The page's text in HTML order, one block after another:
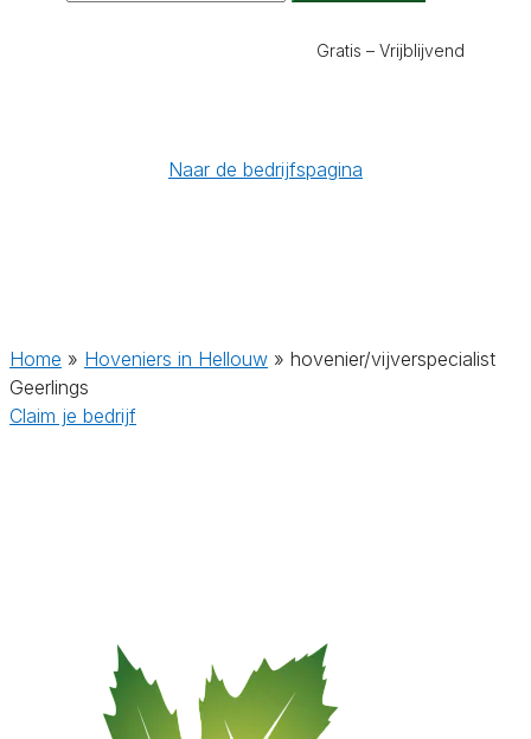
Gratis – Vrijblijvend
Naar de bedrijfspagina
Home » Hoveniers in Hellouw » hovenier/vijverspecialist
Geerlings
Claim je bedrijf